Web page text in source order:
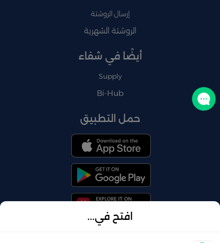
افتح في...
إرسال الروشتة
الروشتة الشهرية
أيضًا في شفاء
Supply
Bi-Hub
حمل التطبيق
تواصل معنا